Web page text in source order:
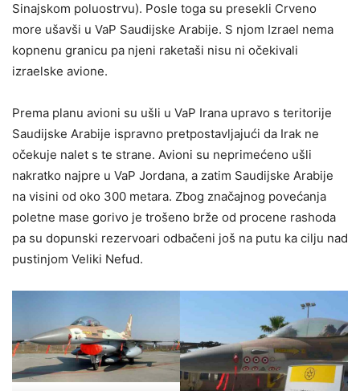
Sinajskom poluostrvu). Posle toga su presekli Crveno
more ušavši u VaP Saudijske Arabije. S njom Izrael nema
kopnenu granicu pa njeni raketaši nisu ni očekivali
izraelske avione.
Prema planu avioni su ušli u VaP Irana upravo s teritorije
Saudijske Arabije ispravno pretpostavljajući da Irak ne
očekuje nalet s te strane. Avioni su neprimećeno ušli
nakratko najpre u VaP Jordana, a zatim Saudijske Arabije
na visini od oko 300 metara. Zbog značajnog povećanja
poletne mase gorivo je trošeno brže od procene rashoda
pa su dopunski rezervoari odbačeni još na putu ka cilju nad
pustinjom Veliki Nefud.